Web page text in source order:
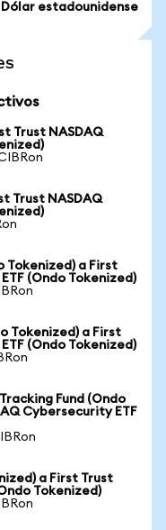
estadounidense
Trust NASDAQ
Trust NASDAQ
Tokenized) a First
(Ondo Tokenized)
Tokenized) a First
(Ondo Tokenized)
Fund (Ondo
Cybersecurity ETF
a First Trust
Tokenized)